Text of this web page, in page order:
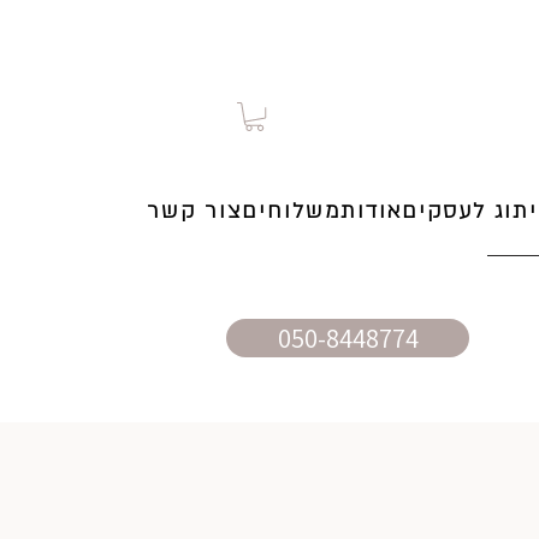
צור קשרמשלוחיםאודותלעסקים
050-8448774